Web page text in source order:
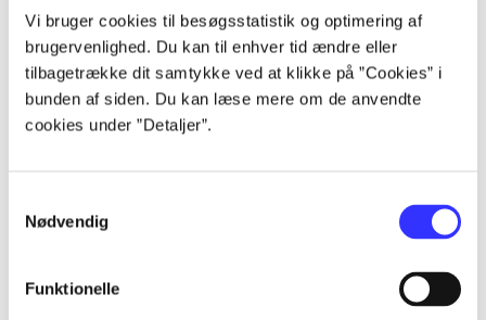
Vi bruger cookies til besøgsstatistik og optimering af
brugervenlighed. Du kan til enhver tid ændre eller
tilbagetrække dit samtykke ved at klikke på ”Cookies” i
bunden af siden. Du kan læse mere om de anvendte
cookies under ”Detaljer”.
Nødvendig
Funktionelle
...